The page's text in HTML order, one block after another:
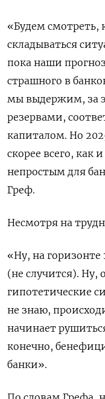
«Будем смотреть,
складываться
пока наши
страшного в
мы выдержим, за
резервами,
капиталом. Но
скорее всего, как
непростым для
Греф.
Несмотря на
«Ну, на горизонте
(не случится). Ну,
гипотетические
не знаю,
начинает
конечно,
банки».